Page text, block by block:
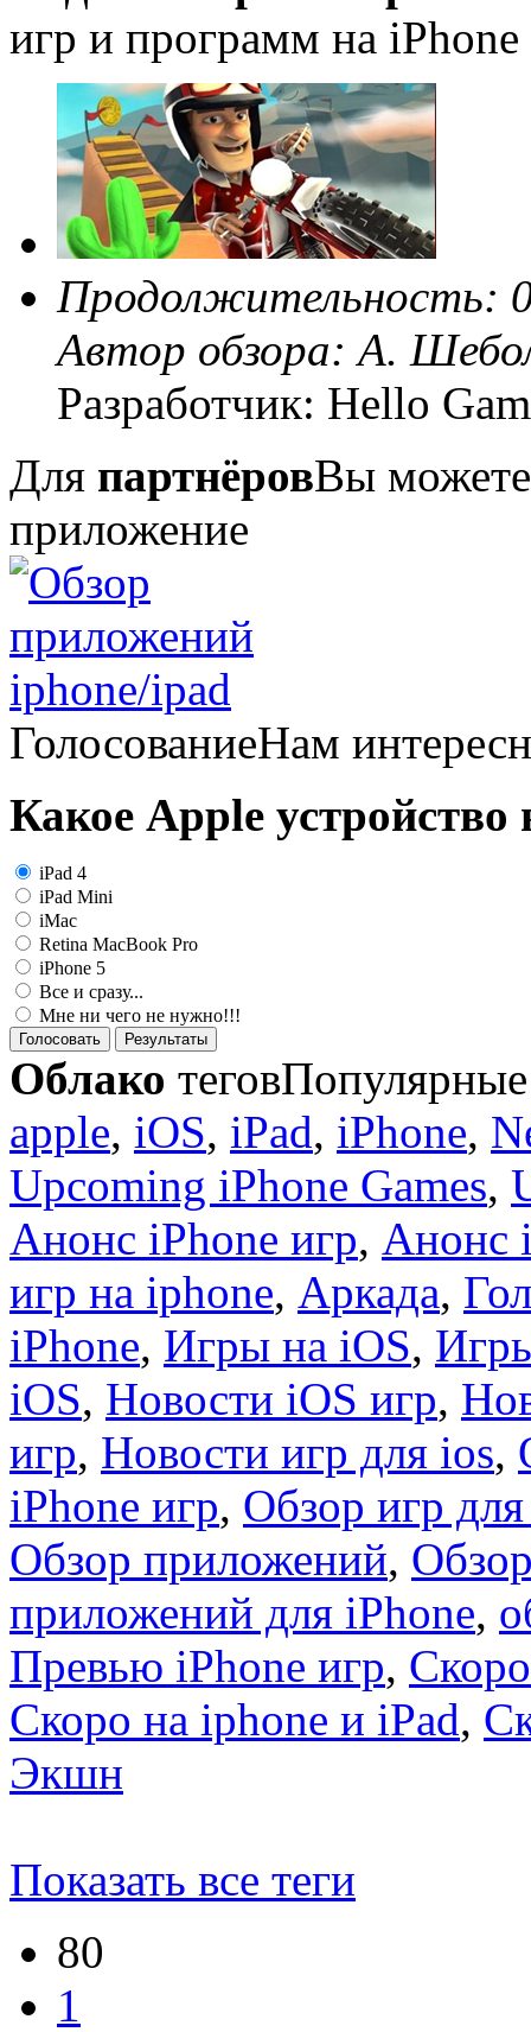
игр и программ на
Продолжительность:
Автор обзора:А.
Разработчик: Hello
Для партнёровВы можете
приложение
ГолосованиеНам
Какое Apple устройство
iPad 4
iPad Mini
iMac
Retina MacBook Pro
iPhone 5
Все и сразу...
Мне ни чего не нужно!!!
Голосовать Результаты
Облако теговПопулярные
apple, iOS, iPad, iPhone,
Upcoming iPhone Games,
Анонс iPhone игр, Анонс
игр на iphone, Аркада,
iPhone, Игры на iOS,
iOS, Новости iOS игр,
игр, Новости игр для ios,
iPhone игр, Обзор игр
Обзор приложений,
приложений для iPhone,
Превью iPhone игр,
Скоро на iphone и iPad,
Экшн
Показать все теги
80
1